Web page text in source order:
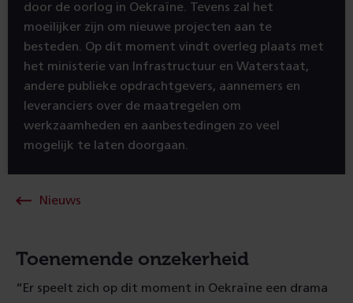
door de oorlog in Oekraïne. Tevens zal het
moeilijker zijn om nieuwe projecten aan te
besteden. Op dit moment vindt overleg plaats met
het ministerie van Infrastructuur en Waterstaat,
andere publieke opdrachtgevers, aannemers en
leveranciers over de maatregelen om
werkzaamheden en aanbestedingen zo veel
mogelijk te laten doorgaan.
Nieuws
Toenemende onzekerheid
“Er speelt zich op dit moment in Oekraïne een drama